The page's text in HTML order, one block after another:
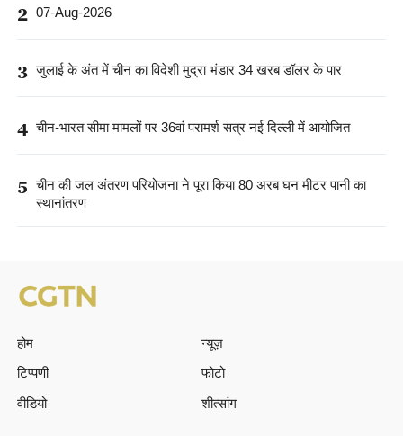
2 07-Aug-2026
3 जुलाई के अंत में चीन का विदेशी मुद्रा भंडार 34 खरब डॉलर के पार
4 चीन-भारत सीमा मामलों पर 36वां परामर्श सत्र नई दिल्ली में आयोजित
5 चीन की जल अंतरण परियोजना ने पूरा किया 80 अरब घन मीटर पानी का
स्थानांतरण
होम
न्यूज़
टिप्पणी
फोटो
वीडियो
शीत्सांग